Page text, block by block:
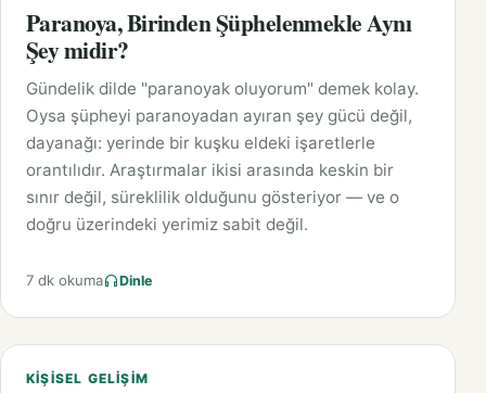
Paranoya, Birinden Şüphelenmekle Aynı
Şey midir?
Gündelik dilde "paranoyak oluyorum" demek kolay.
Oysa şüpheyi paranoyadan ayıran şey gücü değil,
dayanağı: yerinde bir kuşku eldeki işaretlerle
orantılıdır. Araştırmalar ikisi arasında keskin bir
sınır değil, süreklilik olduğunu gösteriyor — ve o
doğru üzerindeki yerimiz sabit değil.
7 dk okuma Dinle
KIŞISEL GELIŞIM